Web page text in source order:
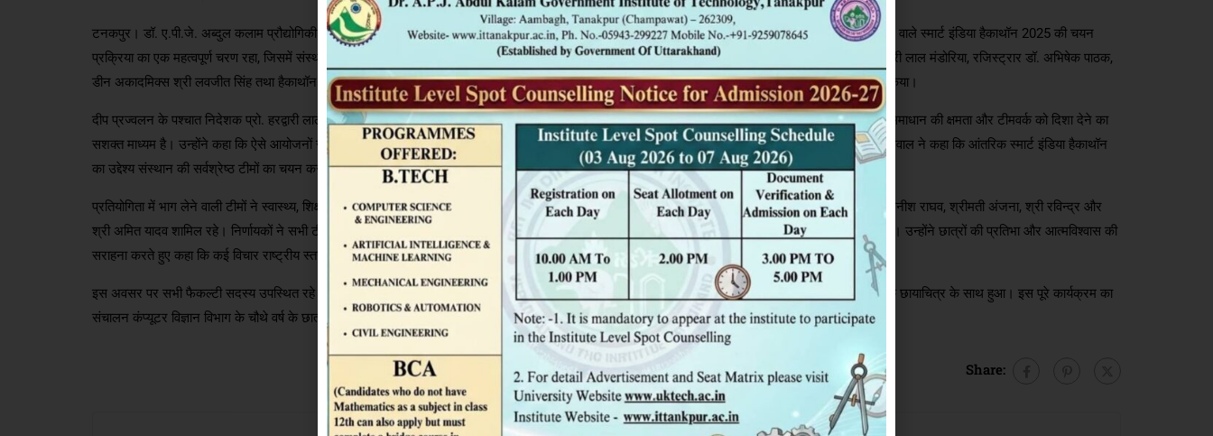
टनकपुर। डॉ. ए.पी.जे. अब्दुल कलाम प्रौद्योगिकी संस्थान, टनकपुर में आंतरिक स्मार्ट इंडिया हैकाथॉन 2025 का सफल आयोजन किया गया। यह आयोजन राष्ट्रीय स्तर पर होने वाले स्मार्ट इंडिया हैकाथॉन 2025 की चयन
प्रक्रिया का एक महत्वपूर्ण चरण रहा, जिसमें संस्थान की कुल 12 टीमों ने भाग लिया। कार्यक्रम का शुभारंभ पारंपरिक दीप प्रज्वलन से हुआ जिसे संस्थान के निदेशक प्रो. हर्दवारी लाल मंडोरिया, रजिस्ट्रार डॉ. अभिषेक पाठक,
डीन अकादमिक्स श्री लवजीत सिंह तथा हैकाथॉन के स्पोक एवं संयोजक श्री दिविष्ठ जायसवाल (सहायक प्राध्यापक, कंप्यूटर विज्ञान एवं अभियांत्रिकी विभाग) ने संयुक्त रूप से किया।
दीप प्रज्वलन के पश्चात निदेशक प्रो. हरद्वारी लाल मंडोरिया ने अपने उद्बोधन में कहा कि हैकाथॉन केवल तकनीकी प्रतियोगिता नहीं है बल्कि यह छात्रों की कल्पनाशक्ति, समस्या समाधान की क्षमता और टीमवर्क को दिशा देने का
सशक्त माध्यम है। उन्होंने कहा कि ऐसे आयोजनों से विद्यार्थी सामाजिक चुनौतियों के व्यावहारिक समाधान प्रस्तुत कर देश के विकास में योगदान देते हैं। संयोजक श्री दिविष्ठ जयसवाल ने कहा कि आंतरिक स्मार्ट इंडिया हैकाथॉन
का उद्देश्य संस्थान की सर्वश्रेष्ठ टीमों का चयन करना है जिन्हें आगे राष्ट्रीय स्तर पर स्मार्ट इंडिया हैकाथॉन 2025 में भाग लेने का अवसर मिलेगा।
प्रतियोगिता में भाग लेने वाली टीमों ने स्वास्थ्य, शिक्षा, कृषि, डिजिटल सेवाओं और स्मार्ट प्रशासन जैसे क्षेत्रों में नवीन विचार और समाधान प्रस्तुत किए। निर्णायक मंडल में डॉ. रजनीश राघव, श्रीमती अंजना, श्री रविन्द्र और
श्री अमित यादव शामिल रहे। निर्णायकों ने सभी टीमों का मूल्यांकन मौलिकता, नवाचार, तकनीकी व्यवहार्यता, प्रस्तुति की स्पष्टता, टीमवर्क और संभावित प्रभाव के आधार पर किया। उन्होंने छात्रों की प्रतिभा और आत्मविश्वास की
सराहना करते हुए कहा कि कई विचार राष्ट्रीय स्तर पर भी उत्कृष्ट परिणाम दे सकते हैं।
इस अवसर पर सभी फैकल्टी सदस्य उपस्थित रहे तथा कार्यक्रम की सफलता में श्रीमती स्तुति सिंह और श्री नरेश कुमार ने अहम भूमिका निभाई। कार्यक्रम का समापन सामूहिक छायाचित्र के साथ हुआ। इस पूरे कार्यक्रम का
संचालन कंप्यूटर विज्ञान विभाग के चौथे वर्ष के छात्र उत्तम तिवारी ने किया।
Share: